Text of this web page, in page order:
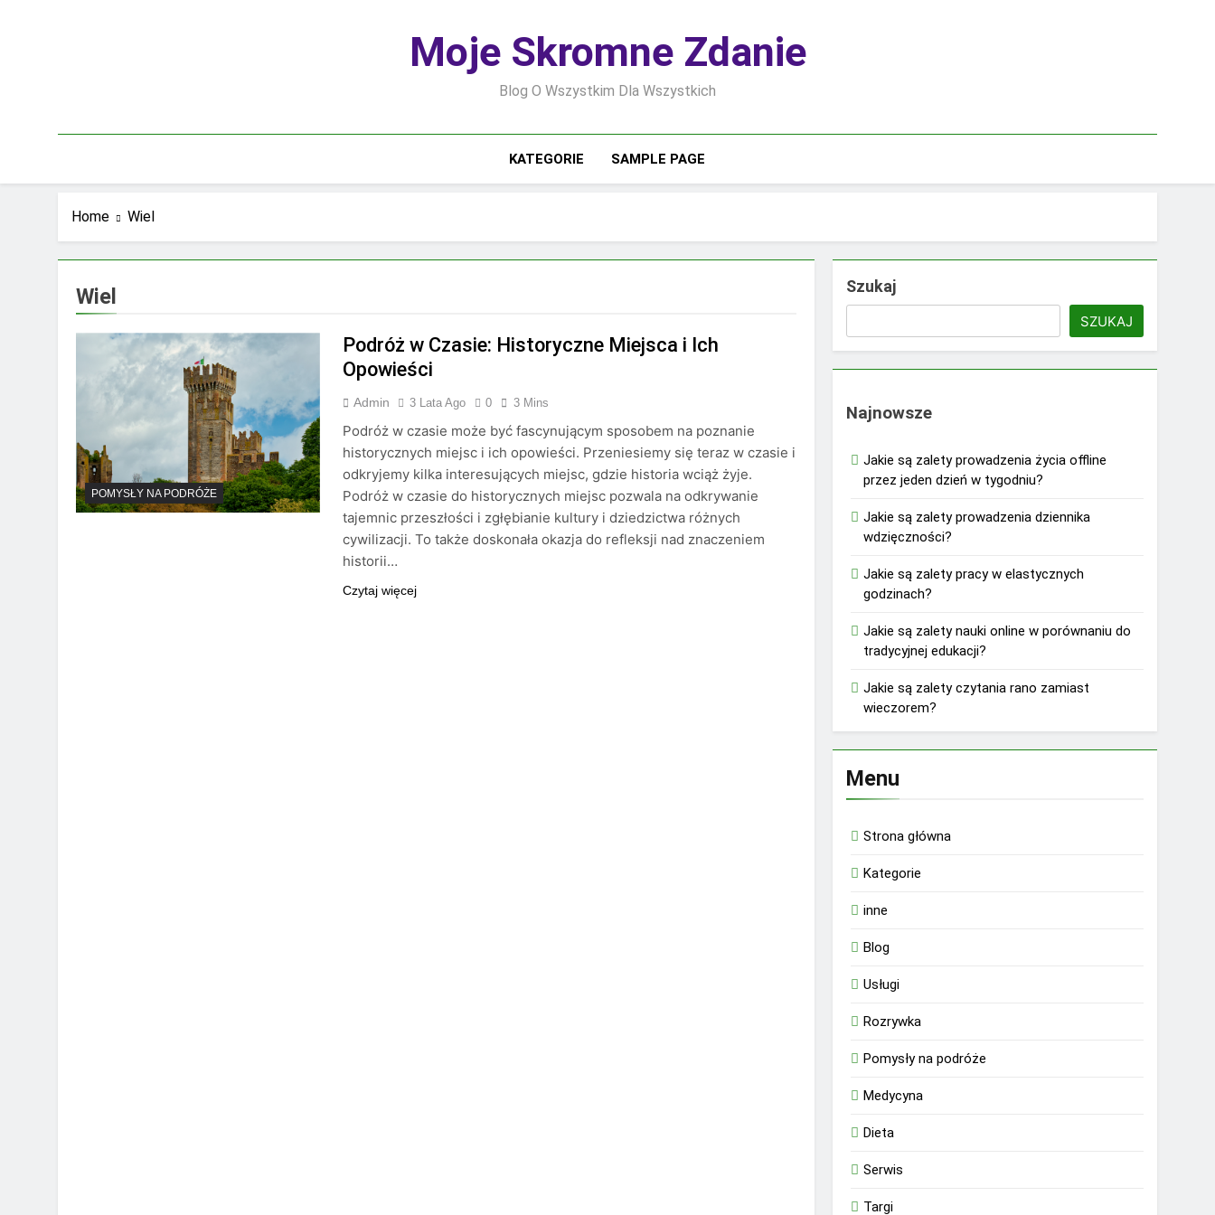
Moje Skromne Zdanie
Blog O Wszystkim Dla Wszystkich
KATEGORIE SAMPLE PAGE
Home Wiel
Wiel
POMYSŁY NA PODRÓŻE
Podróż w Czasie: Historyczne Miejsca i Ich
Opowieści
Admin 3 Lata Ago 0 3 Mins
Podróż w czasie może być fascynującym sposobem na poznanie
historycznych miejsc i ich opowieści. Przeniesiemy się teraz w czasie i
odkryjemy kilka interesujących miejsc, gdzie historia wciąż żyje.
Podróż w czasie do historycznych miejsc pozwala na odkrywanie
tajemnic przeszłości i zgłębianie kultury i dziedzictwa różnych
cywilizacji. To także doskonała okazja do refleksji nad znaczeniem
historii…
Czytaj więcej
Szukaj
SZUKAJ
Najnowsze
Jakie są zalety prowadzenia życia offline
przez jeden dzień w tygodniu?
Jakie są zalety prowadzenia dziennika
wdzięczności?
Jakie są zalety pracy w elastycznych
godzinach?
Jakie są zalety nauki online w porównaniu do
tradycyjnej edukacji?
Jakie są zalety czytania rano zamiast
wieczorem?
Menu
Strona główna
Kategorie
inne
Blog
Usługi
Rozrywka
Pomysły na podróże
Medycyna
Dieta
Serwis
Targi